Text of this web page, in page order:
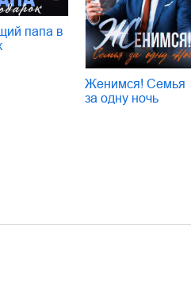
папа в
Женимся! Семья
за одну ночь